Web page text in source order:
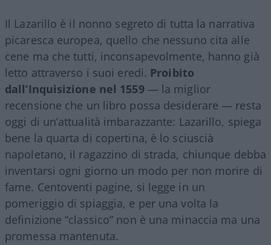
Il Lazarillo è il nonno segreto di tutta la narrativa
picaresca europea, quello che nessuno cita alle
cene ma che tutti, inconsapevolmente, hanno già
letto attraverso i suoi eredi. Proibito
dall’Inquisizione nel 1559— la miglior
recensione che un libro possa desiderare — resta
oggi di un’attualità imbarazzante: Lazarillo, spiega
bene la quarta di copertina, è lo sciuscià
napoletano, il ragazzino di strada, chiunque debba
inventarsi ogni giorno un modo per non morire di
fame. Centoventi pagine, si legge in un
pomeriggio di spiaggia, e per una volta la
definizione “classico” non è una minaccia ma una
promessa mantenuta.